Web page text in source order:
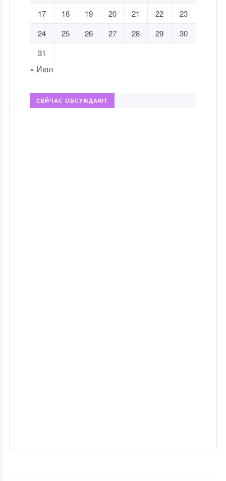
17
18 19 20 21 22
23
24
25 26 27 28 29
30
31
« Июл
СЕЙЧАС ОБСУЖДАЮТ